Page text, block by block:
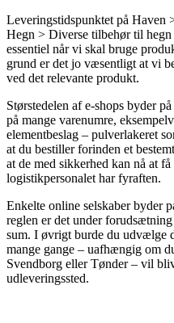
Leveringstidspunktet på
Hegn > Diverse tilbehør til
essentiel når vi skal bruge
grund er det jo væsentligt at vi
ved det relevante produkt.
Størstedelen af e-shops byder
på mange varenumre,
elementbeslag – pulverlakeret
at du bestiller forinden et
at de med sikkerhed kan nå at
logistikpersonalet har fyraften.
Enkelte online selskaber byder
reglen er det under
sum. I øvrigt burde du udvælge
mange gange – uafhængig om
Svendborg eller Tønder – vil
udleveringssted.